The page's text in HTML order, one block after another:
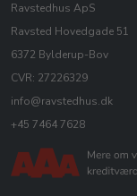
Ravstedhus ApS
Ravsted Hovedgade 51
6372 Bylderup-Bov
CVR: 27226329
info@ravstedhus.dk
+45 7464 7628